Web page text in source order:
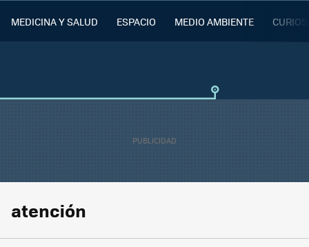
MEDICINA Y SALUD ESPACIO MEDIO AMBIENTE
atención